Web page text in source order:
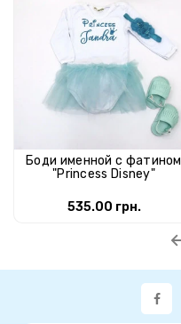
Боди именной с фатином
"Princess Disney"
535.00 грн.